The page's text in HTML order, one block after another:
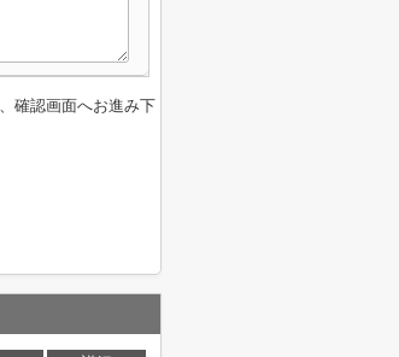
確認画面へお進み下